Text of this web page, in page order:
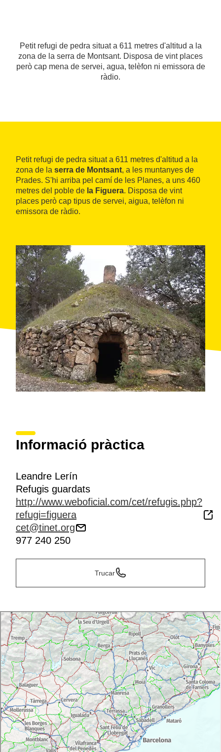
Petit refugi de pedra situat a 611 metres d'altitud a la
zona de la serra de Montsant. Disposa de vint places
però cap mena de servei, agua, telèfon ni emissora de
ràdio.
Petit refugi de pedra situat a 611 metres d'altitud a la
zona de la serra de Montsant, a les muntanyes de
Prades. S'hi arriba pel camí de les Planes, a uns 460
metres del poble de la Figuera. Disposa de vint
places però cap tipus de servei, aigua, telèfon ni
emissora de ràdio.
Informació pràctica
Leandre Lerín
Refugis guardats
http://www.weboficial.com/cet/refugis.php?
refugi=figuera
cet@tinet.org
977 240 250
Trucar